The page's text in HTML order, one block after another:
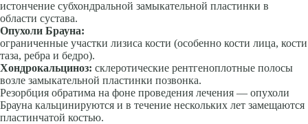
истончение субхондральной замыкательной пластинки в
области сустава.
Опухоли Брауна:
ограниченные участки лизиса кости (особенно кости лица, кости
таза, ребра и бедро).
Хондрокальциноз: склеротические рентгеноплотные полосы
возле замыкательной пластинки позвонка.
Резорбция обратима на фоне проведения лечения — опухоли
Брауна кальцинируются и в течение нескольких лет замещаются
пластинчатой костью.